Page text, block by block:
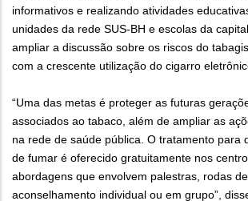
informativos e realizando atividades
unidades da rede SUS-BH e escolas da
ampliar a discussão sobre os riscos do
com a crescente utilização do cigarro
“Uma das metas é proteger as futuras
associados ao tabaco, além de ampliar as
na rede de saúde pública. O tratamento para
de fumar é oferecido gratuitamente nos
abordagens que envolvem palestras, rodas
aconselhamento individual ou em grupo”,